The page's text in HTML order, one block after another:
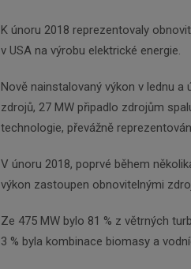
K únoru 2018 reprezentovaly
v USA na výrobu elektrické energie.
Nově nainstalovaný výkon v lednu
zdrojů, 27 MW připadlo zdrojům
technologie, převážně
V únoru 2018, poprvé během
výkon zastoupen obnovitelnými
Ze 475 MW bylo 81 % z větrných
3 % byla kombinace biomasy a